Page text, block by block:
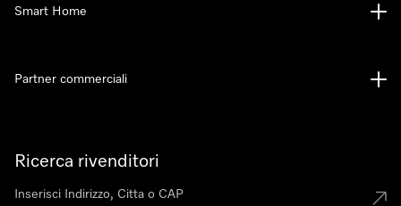
Ricerca rivenditori
Smart Home
Partner commerciali